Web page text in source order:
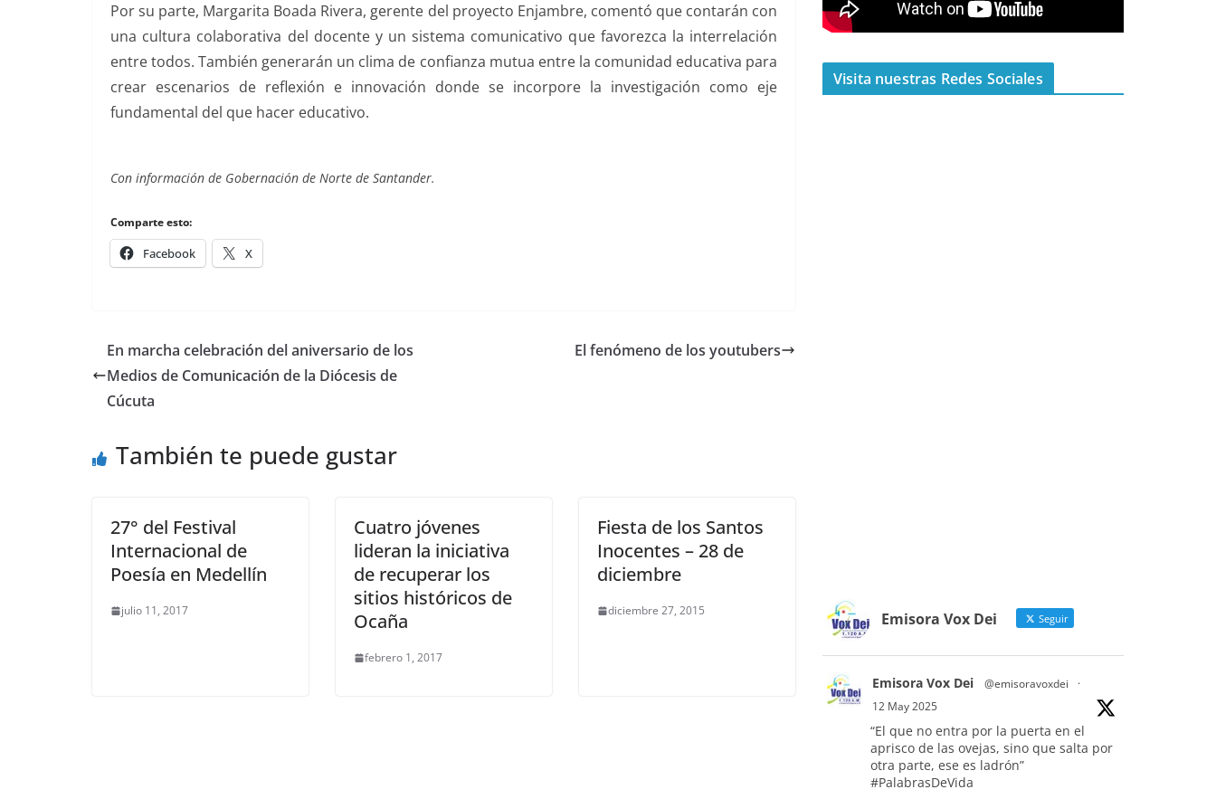
Por su parte, Margarita Boada Rivera, gerente del proyecto Enjambre, comentó que contarán con
una cultura colaborativa del docente y un sistema comunicativo que favorezca la interrelación
entre todos. También generarán un clima de confianza mutua entre la comunidad educativa para
crear escenarios de reflexión e innovación donde se incorpore la investigación como eje
fundamental del que hacer educativo.
Con información de Gobernación de Norte de Santander.
Comparte esto:
Facebook X
En marcha celebración del aniversario de los
Medios de Comunicación de la Diócesis de
Cúcuta
El fenómeno de los youtubers
También te puede gustar
27° del Festival
Internacional de
Poesía en Medellín
julio 11, 2017
Cuatro jóvenes
lideran la iniciativa
de recuperar los
sitios históricos de
Ocaña
febrero 1, 2017
Fiesta de los Santos
Inocentes – 28 de
diciembre
diciembre 27, 2015
Visita nuestras Redes Sociales
Emisora Vox Dei Seguir
Emisora Vox Dei @emisoravoxdei
·
12 May 2025
“El que no entra por la puerta en el
aprisco de las ovejas, sino que salta por
otra parte, ese es ladrón”
#PalabrasDeVida